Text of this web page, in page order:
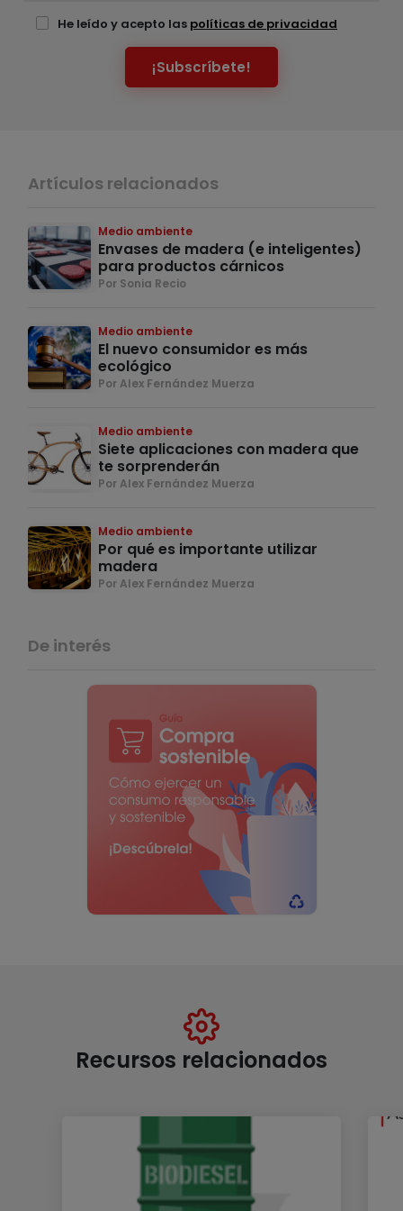
He leído y acepto las políticas de privacidad
¡Subscríbete!
Artículos relacionados
Medio ambiente
Envases de madera (e inteligentes)
para productos cárnicos
Por Sonia Recio
Medio ambiente
El nuevo consumidor es más
ecológico
Por Alex Fernández Muerza
Medio ambiente
Siete aplicaciones con madera que
te sorprenderán
Por Alex Fernández Muerza
Medio ambiente
Por qué es importante utilizar
madera
Por Alex Fernández Muerza
De interés
Recursos relacionados